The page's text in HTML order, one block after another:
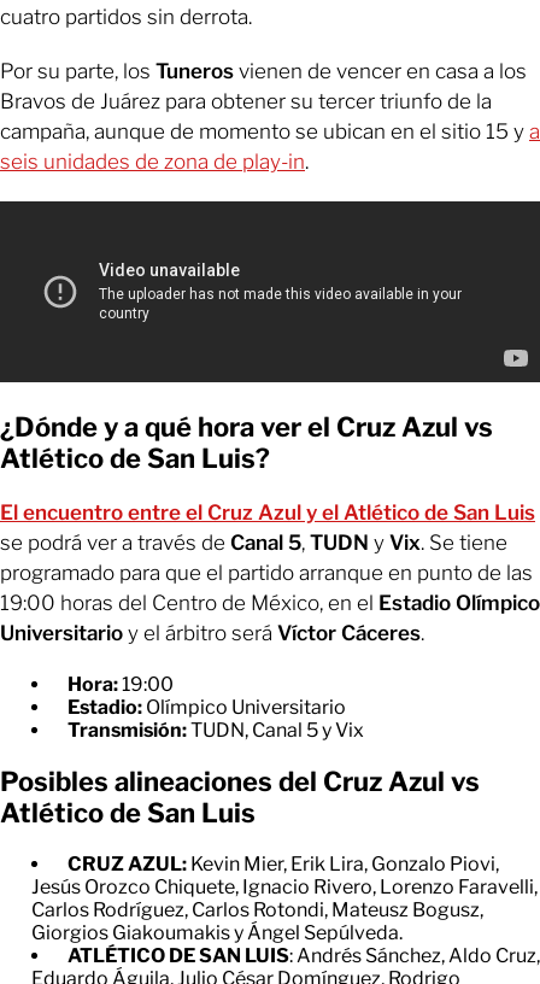
cuatro partidos sin derrota.
Por su parte, los Tuneros vienen de vencer en casa a los
Bravos de Juárez para obtener su tercer triunfo de la
campaña, aunque de momento se ubican en el sitio 15 y a
seis unidades de zona de play-in.
¿Dónde y a qué hora ver el Cruz Azul vs
Atlético de San Luis?
El encuentro entre el Cruz Azul y el Atlético de San Luis
se podrá ver a través de Canal 5, TUDN y Vix. Se tiene
programado para que el partido arranque en punto de las
19:00 horas del Centro de México, en el Estadio Olímpico
Universitario y el árbitro será Víctor Cáceres.
Hora:19:00
Estadio: Olímpico Universitario
Transmisión:TUDN, Canal 5 y Vix
Posibles alineaciones del Cruz Azul vs
Atlético de San Luis
CRUZ AZUL: Kevin Mier, Erik Lira, Gonzalo Piovi,
Jesús Orozco Chiquete, Ignacio Rivero, Lorenzo Faravelli,
Carlos Rodríguez, Carlos Rotondi, Mateusz Bogusz,
Giorgios Giakoumakis y Ángel Sepúlveda.
ATLÉTICO DE SAN LUIS: Andrés Sánchez, Aldo Cruz,
Eduardo Águila, Julio César Domínguez, Rodrigo